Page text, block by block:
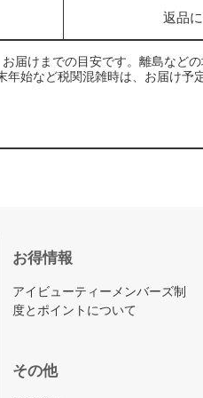
返品
届けまでの目安です。離島など
始など税関混雑時は、お届け予
お得情報
アイビューティーメンバーズ制
度とポイントについて
その他